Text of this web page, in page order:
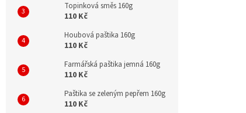
Topinková směs 160g
110 Kč
Houbová paštika 160g
110 Kč
Farmářská paštika jemná 160g
110 Kč
Paštika se zeleným pepřem 160g
110 Kč